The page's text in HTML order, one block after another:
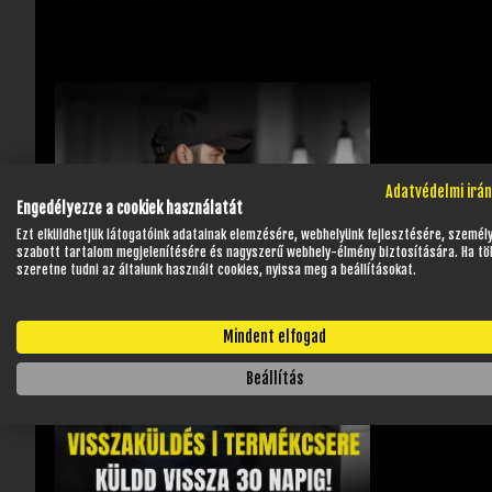
Adatvédelmi
Engedélyezze a cookiek használatát
Ezt elküldhetjük látogatóink adatainak elemzésére, webhelyünk fejlesztésére,
szabott tartalom megjelenítésére és nagyszerű webhely-élmény biztosítására. Ha
szeretne tudni az általunk használt cookies, nyissa meg a beállításokat.
Mindent elfogad
Beállítás